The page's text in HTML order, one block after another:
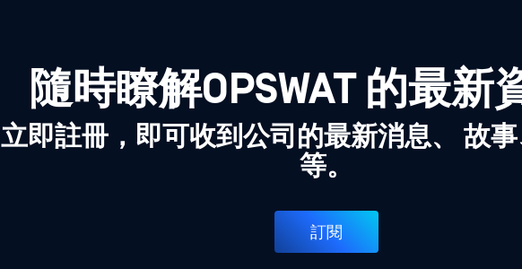
隨時瞭解OPSWAT 的最新
立即註冊，即可收到公司的最新消息、 故
等。
訂閱